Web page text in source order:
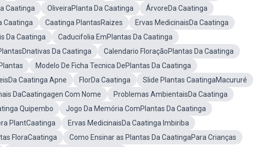
Caatinga OliveiraPlanta Da Caatinga
ÁrvoreDa Caatinga
Caatinga Caatinga PlantasRaizes
Ervas MedicinaisDa Caatinga
Da Caatinga
Caducifolia EmPlantas Da Caatinga
Da Caatinga
Calendario FloraçãoPlantas Da Caatinga
Modelo De Ficha Tecnica DePlantas Da Caatinga
Caatinga Apne FlorDa Caatinga
Slide Plantas CaatingaMacururé
DaCaatingagen Com Nome
Problemas AmbientaisDa Caatinga
Quipembo
Jogo Da Memória ComPlantas Da Caatinga
PlantCaatinga
Ervas MedicinaisDa Caatinga Imbiriba
FloraCaatinga
Como Ensinar as Plantas Da CaatingaPara Crianças